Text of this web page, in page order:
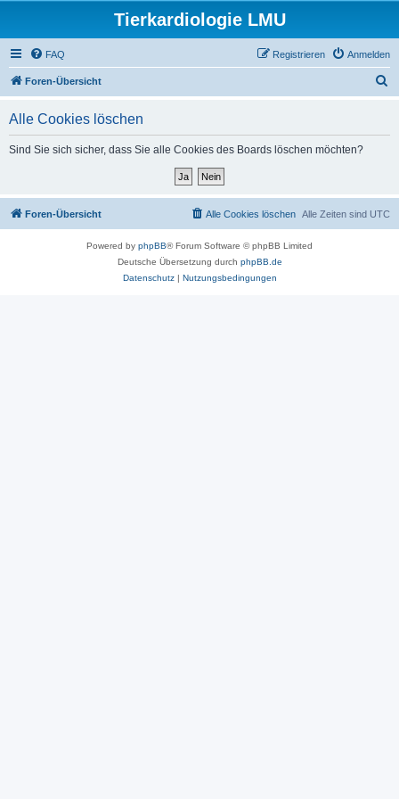
Tierkardiologie LMU
FAQ Anmelden
Registrieren
Foren-Übersicht
Alle Cookies löschen
Sind Sie sich sicher, dass Sie alle Cookies des Boards löschen möchten?
Foren-Übersicht Alle Zeiten sind UTC
Alle Cookies löschen
Powered by phpBB® Forum Software © phpBB Limited
Deutsche Übersetzung durch phpBB.de
Datenschutz| Nutzungsbedingungen